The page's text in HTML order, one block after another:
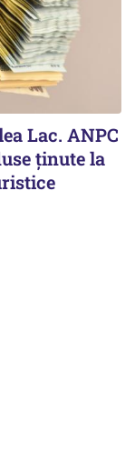
Lac. ANPC
ținute la